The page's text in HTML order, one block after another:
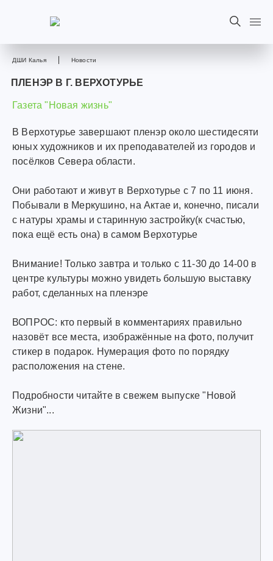
ДШИ Калья Новости
ПЛЕНЭР В Г. ВЕРХОТУРЬЕ
Газета "Новая жизнь"
В Верхотурье завершают пленэр около шестидесяти
юных художников и их преподавателей из городов и
посёлков Севера области.
Они работают и живут в Верхотурье с 7 по 11 июня.
Побывали в Меркушино, на Актае и, конечно, писали
с натуры храмы и старинную застройку(к счастью,
пока ещё есть она) в самом Верхотурье
Внимание! Только завтра и только с 11-30 до 14-00 в
центре культуры можно увидеть большую выставку
работ, сделанных на пленэре
ВОПРОС: кто первый в комментариях правильно
назовёт все места, изображённые на фото, получит
стикер в подарок. Нумерация фото по порядку
расположения на стене.
Подробности читайте в свежем выпуске "Новой
Жизни"...